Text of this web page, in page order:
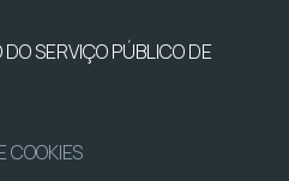
SERVIÇO PÚBLICO DE
COOKIES